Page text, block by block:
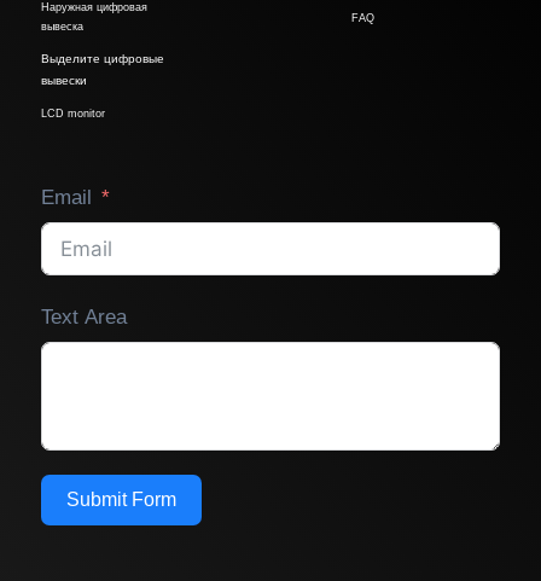
Наружная цифровая
вывеска
Выделите цифровые
вывески
LCD monitor
FAQ
Email
Text Area
Submit Form